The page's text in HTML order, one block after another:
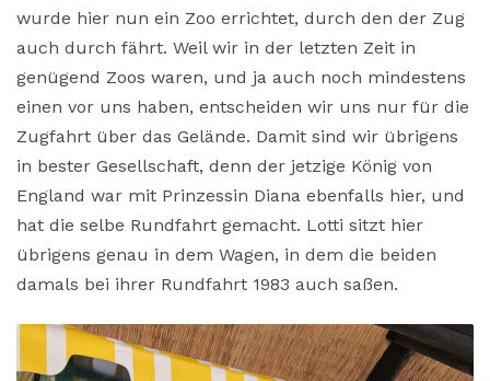
wurde hier nun ein Zoo errichtet, durch den der Zug
auch durch fährt. Weil wir in der letzten Zeit in
genügend Zoos waren, und ja auch noch mindestens
einen vor uns haben, entscheiden wir uns nur für die
Zugfahrt über das Gelände. Damit sind wir übrigens
in bester Gesellschaft, denn der jetzige König von
England war mit Prinzessin Diana ebenfalls hier, und
hat die selbe Rundfahrt gemacht. Lotti sitzt hier
übrigens genau in dem Wagen, in dem die beiden
damals bei ihrer Rundfahrt 1983 auch saßen.